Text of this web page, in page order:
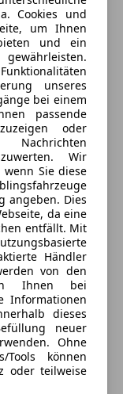
Cookies und
um Ihnen
und ein
unseres
bei einem
passende
oder
Nachrichten
Wir
wenn Sie diese
angeben. Dies
da eine
entfällt. Mit
Händler
von den
Ihnen bei
Informationen
dieses
neuer
Ohne
Tools können
oder teilweise